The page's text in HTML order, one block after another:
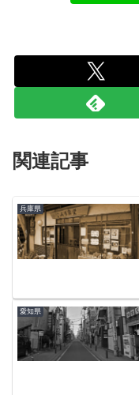
関連記事
兵庫県
愛知県